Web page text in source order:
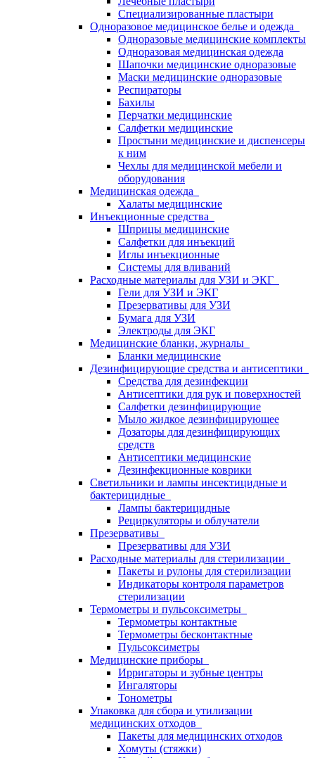
Специализированные пластыри
Одноразовое медицинское белье и одежда
Одноразовые медицинские комплекты
Одноразовая медицинская одежда
Шапочки медицинские одноразовые
Маски медицинские одноразовые
Респираторы
Бахилы
Перчатки медицинские
Салфетки медицинские
Простыни медицинские и диспенсеры
к ним
Чехлы для медицинской мебели и
оборудования
Медицинская одежда
Халаты медицинские
Инъекционные средства
Шприцы медицинские
Салфетки для инъекций
Иглы инъекционные
Системы для вливаний
Расходные материалы для УЗИ и ЭКГ
Гели для УЗИ и ЭКГ
Презервативы для УЗИ
Бумага для УЗИ
Электроды для ЭКГ
Медицинские бланки, журналы
Бланки медицинские
Дезинфицирующие средства и антисептики
Средства для дезинфекции
Антисептики для рук и поверхностей
Салфетки дезинфицирующие
Мыло жидкое дезинфицирующее
Дозаторы для дезинфицирующих
средств
Антисептики медицинские
Дезинфекционные коврики
Светильники и лампы инсектицидные и
бактерицидные
Лампы бактерицидные
Рециркуляторы и облучатели
Презервативы
Презервативы для УЗИ
Расходные материалы для стерилизации
Пакеты и рулоны для стерилизации
Индикаторы контроля параметров
стерилизации
Термометры и пульсоксиметры
Термометры контактные
Термометры бесконтактные
Пульсоксиметры
Медицинские приборы
Ирригаторы и зубные центры
Ингаляторы
Тонометры
Упаковка для сбора и утилизации
медицинских отходов
Пакеты для медицинских отходов
Хомуты (стяжки)